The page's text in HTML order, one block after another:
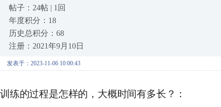
帖子：24帖 | 1回
年度积分：18
历史总积分：68
注册：2021年9月10日
发表于：2023-11-06 10:00:43
训练的过程是怎样的，大概时间有多长？：